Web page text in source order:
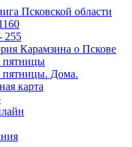
Псковской области
255
Карамзина о Пскове
пятницы
пятницы. Дома.
карта